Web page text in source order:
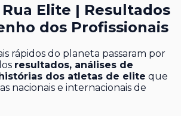
Elite | Resultados
dos Profissionais
rápidos do planeta passaram por
resultados, análises de
dos atletas de elite que
nacionais e internacionais de